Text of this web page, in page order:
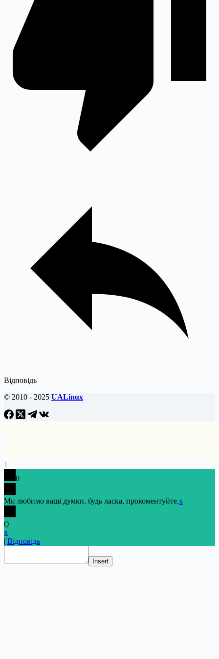
Відповідь
© 2010 - 2025 UALinux
1
0
Ми любимо ваші думки, будь ласка, прокоментуйте.x
()
x
| Відповідь
Insert